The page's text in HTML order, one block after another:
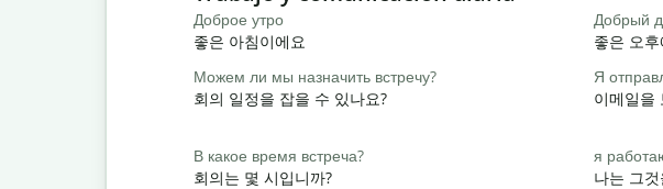
Доброе утро
좋은 아침이에요
Добрый
좋은 오
Можем ли мы назначить встречу?
회의 일정을 잡을 수 있나요?
Я
이메일을
В какое время встреча?
회의는 몇 시입니까?
я
나는 그